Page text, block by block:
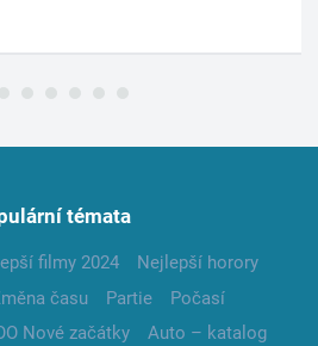
témata
filmy 2024
Nejlepší horory
času Partie
Počasí
Nové začátky
Auto – katalog